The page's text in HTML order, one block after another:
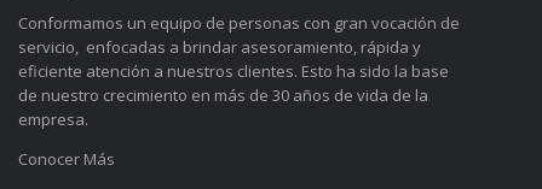
Conformamos un equipo de personas con gran vocación de
servicio, enfocadas a brindar asesoramiento, rápida y
eficiente atención a nuestros clientes. Esto ha sido la base
de nuestro crecimiento en más de 30 años de vida de la
empresa.
Conocer Más